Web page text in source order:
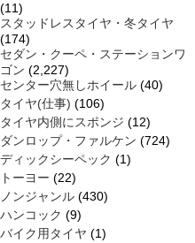
(11)
スタッドレスタイヤ・冬タイヤ
(174)
セダン・クーペ・ステーションワ
ゴン (2,227)
センター穴無しホイール (40)
タイヤ(仕事) (106)
タイヤ内側にスポンジ (12)
ダンロップ・ファルケン (724)
ディックシーペック (1)
トーヨー (22)
ノンジャンル (430)
ハンコック (9)
バイク用タイヤ (1)